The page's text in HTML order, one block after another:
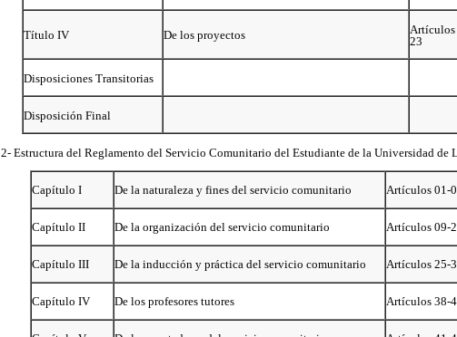
Título IV De los proyectos
23
Disposiciones Transitorias
Disposición Final
2- Estructura del Reglamento del Servicio Comunitario del Estudiante de la Universidad de
Capítulo I De la naturaleza y fines del servicio comunitario Artículos 01-
Capítulo II De la organización del servicio comunitario Artículos 09-
Capítulo III De la inducción y práctica del servicio comunitario Artículos 25-
Capítulo IV De los profesores tutores Artículos 38-